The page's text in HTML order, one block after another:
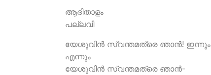
ആദിതാളം
പല്ലവി
യേശുവിന്‍ സ്വന്തമത്രെ ഞാന്‍! ഇന്നും
എന്നും
യേശുവിന്‍ സ്വന്തമത്രെ ഞാന്‍-